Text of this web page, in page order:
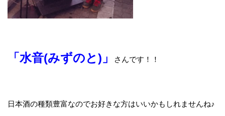
「水音(みずのと)」 さんです！！
日本酒の種類豊富なのでお好きな方はいいかもしれませんね♪